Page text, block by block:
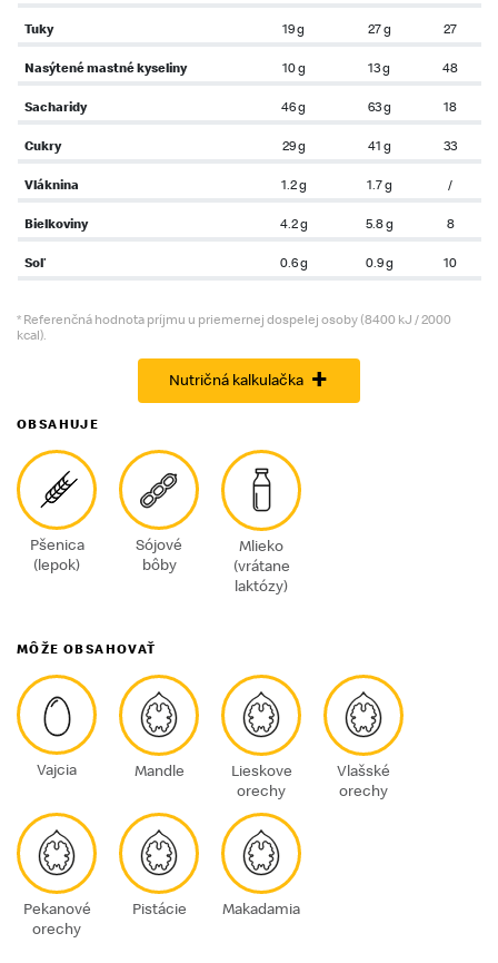
Tuky 19 g 27 g 27
Nasýtené mastné kyseliny 10 g 13 g 48
Sacharidy 46 g 63 g 18
Cukry 29 g 41 g 33
Vláknina 1.2 g 1.7 g /
Bielkoviny 4.2 g 5.8 g 8
Soľ 0.6 g 0.9 g 10
* Referenčná hodnota príjmu u priemernej dospelej osoby (8400 kJ / 2000
kcal).
Nutričná kalkulačka +
OBSAHUJE
Pšenica
(lepok)
Sójové
bôby
Mlieko
(vrátane
laktózy)
MÔŽE OBSAHOVAŤ
Vajcia Mandle
Lieskove
orechy
Vlašské
orechy
Pekanové
orechy
Pistácie Makadamia